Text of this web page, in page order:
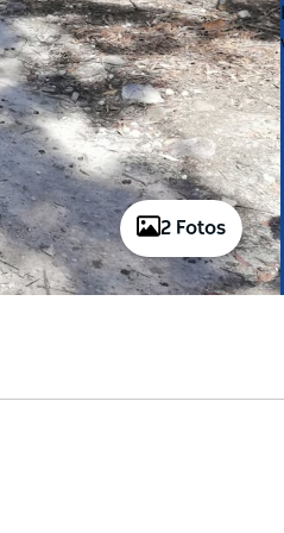
2 Fotos